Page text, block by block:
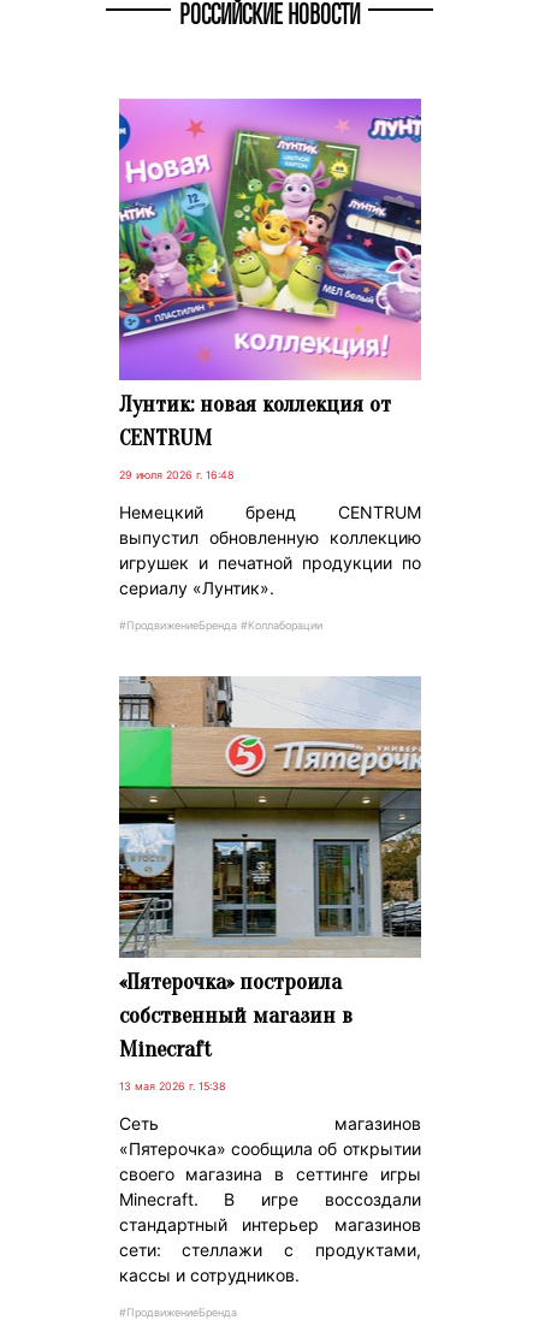
РОССИЙСКИЕ НОВОСТИ
Лунтик: новая коллекция от
CENTRUM
29 июля 2026 г. 16:48
Немецкий бренд CENTRUM
выпустил обновленную коллекцию
игрушек и печатной продукции по
сериалу «Лунтик».
#ПродвижениеБренда #Коллаборации
«Пятерочка» построила
собственный магазин в
Minecraft
13 мая 2026 г. 15:38
Сеть магазинов
«Пятерочка» сообщила об открытии
своего магазина в сеттинге игры
Minecraft. В игре воссоздали
стандартный интерьер магазинов
сети: стеллажи с продуктами,
кассы и сотрудников.
#ПродвижениеБренда